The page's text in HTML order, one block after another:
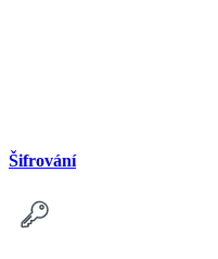
Šifrování